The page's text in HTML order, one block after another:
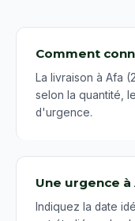
Comment
La livraison à Afa
selon la quantité,
d'urgence.
Une urgence
Indiquez la date